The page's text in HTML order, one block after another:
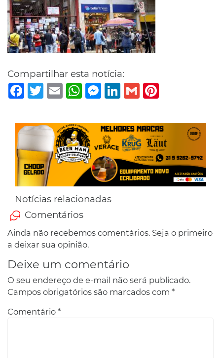
Compartilhar esta notícia:
Facebook
TwitterEmail WhatsAppMessenger
LinkedIn
Gmail
Notícias relacionadas
Comentários
Ainda não recebemos comentários. Seja o primeiro
a deixar sua opinião.
Deixe um comentário
O seu endereço de e-mail não será publicado.
Campos obrigatórios são marcados com *
Comentário *